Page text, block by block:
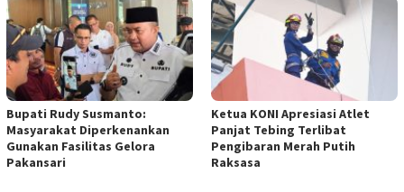
Bupati Rudy Susmanto:
Masyarakat Diperkenankan
Gunakan Fasilitas Gelora
Pakansari
Ketua KONI Apresiasi Atlet
Panjat Tebing Terlibat
Pengibaran Merah Putih
Raksasa